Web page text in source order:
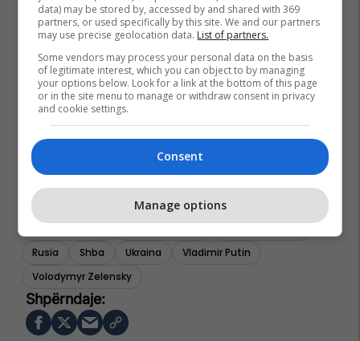
Rusia
Shba Ukraina
Vladimir Putin
Volodymyr Zelensky
data) may be stored by, accessed by and shared with 369
partners, or used specifically by this site. We and our partners
may use precise geolocation data. List of partners.
Some vendors may process your personal data on the basis
of legitimate interest, which you can object to by managing
your options below. Look for a link at the bottom of this page
or in the site menu to manage or withdraw consent in privacy
and cookie settings.
Consent
Manage options